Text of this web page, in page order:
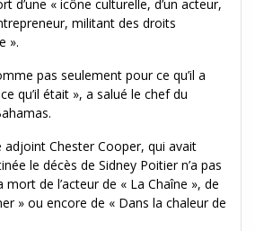
d’une « icône culturelle, d’un acteur,
militant des droits
».
pas seulement pour ce qu’il a
qu’il était », a salué le chef du
adjoint Chester Cooper, qui avait
le décès de Sidney Poitier n’a pas
de l’acteur de « La Chaîne », de
» ou encore de « Dans la chaleur de